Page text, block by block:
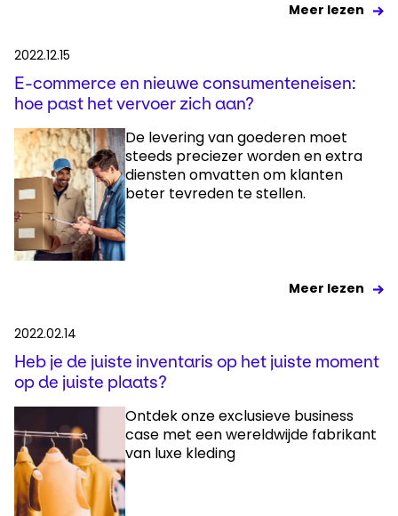
Meer lezen
2022.12.15
E-commerce en nieuwe consumenteneisen:
hoe past het vervoer zich aan?
De levering van goederen moet
steeds preciezer worden en extra
diensten omvatten om klanten
beter tevreden te stellen.
Meer lezen
2022.02.14
Heb je de juiste inventaris op het juiste moment
op de juiste plaats?
Ontdek onze exclusieve business
case met een wereldwijde fabrikant
van luxe kleding